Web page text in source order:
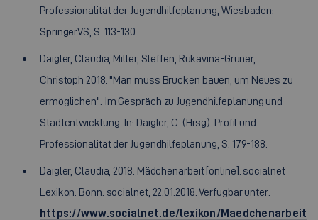
Professionalität der Jugendhilfeplanung, Wiesbaden:
SpringerVS, S. 113-130.
Daigler, Claudia, Miller, Steffen, Rukavina-Gruner,
Christoph 2018. "Man muss Brücken bauen, um Neues zu
ermöglichen". Im Gespräch zu Jugendhilfeplanung und
Stadtentwicklung. In: Daigler, C. (Hrsg). Profil und
Professionalität der Jugendhilfeplanung, S. 179-188.
Daigler, Claudia, 2018. Mädchenarbeit [online]. socialnet
Lexikon. Bonn: socialnet, 22.01.2018. Verfügbar unter:
https://www.socialnet.de/lexikon/Maedchenarbeit